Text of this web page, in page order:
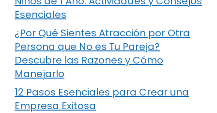
Esenciales
¿Por Qué Sientes Atracción por Otra
Persona que No es Tu Pareja?
Descubre las Razones y Cómo
Manejarlo
12 Pasos Esenciales para Crear una
Empresa Exitosa